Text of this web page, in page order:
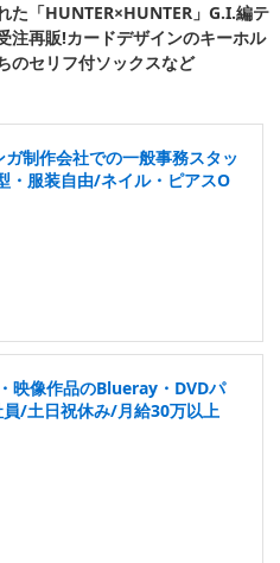
た「HUNTER×HUNTER」G.I.編テ
注再販!カードデザインのキーホル
のセリフ付ソックスなど
ガ制作会社での一般事務スタッ
・服装自由/ネイル・ピアスO
映像作品のBlueray・DVDパ
/土日祝休み/月給30万以上